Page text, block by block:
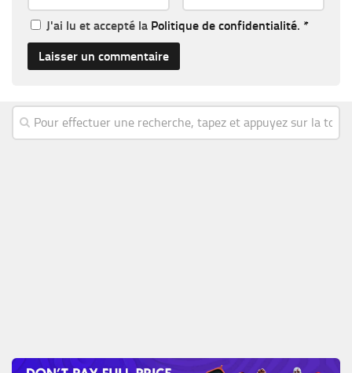
J'ai lu et accepté la Politique de confidentialité. *